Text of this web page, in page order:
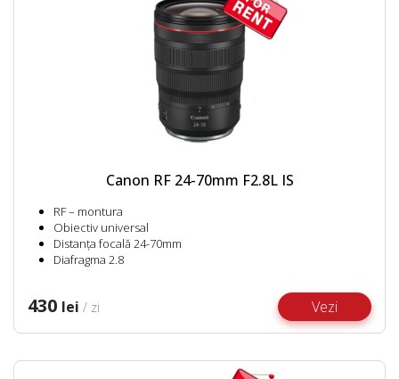
Canon RF 24-70mm F2.8L IS
RF – montura
Obiectiv universal
Distanța focală 24-70mm
Diafragma 2.8
430 lei / zi Vezi